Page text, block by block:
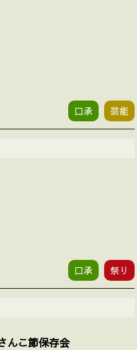
口承 芸能
口承 祭り
んこ節保存会